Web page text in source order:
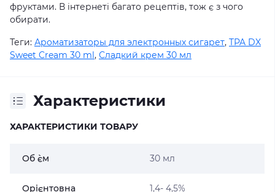
фруктами. В інтернеті багато рецептів, тож є з чого
обирати.
Теги: Ароматизаторы для электронных сигарет, TPA DX
Sweet Cream 30 ml, Сладкий крем 30 мл
Характеристики
ХАРАКТЕРИСТИКИ ТОВАРУ
Об `єм 30 мл
Орієнтовна 1,4- 4,5%